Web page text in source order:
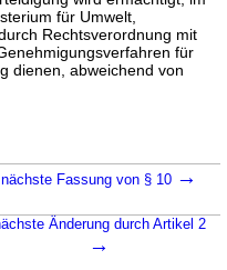
für Umwelt,
Rechtsverordnung mit
für
dienen, abweichend von
nächste Fassung von § 10 →
Änderung durch Artikel 2
→